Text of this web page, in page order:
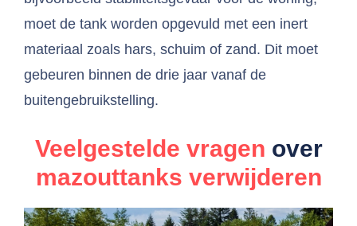
moet de tank worden opgevuld met een inert
materiaal zoals hars, schuim of zand. Dit moet
gebeuren binnen de drie jaar vanaf de
buitengebruikstelling.
Veelgestelde vragen over
mazouttanks verwijderen